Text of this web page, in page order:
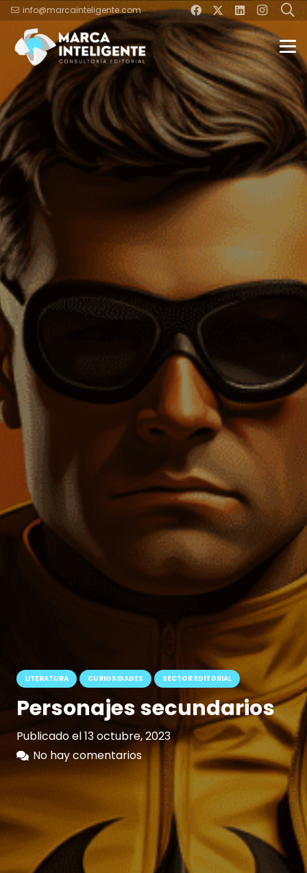
info@marcainteligente.com
LITERATURA CURIOSIDADES SECTOR EDITORIAL
Personajes secundarios
Publicado el13 octubre, 2023
No hay comentarios